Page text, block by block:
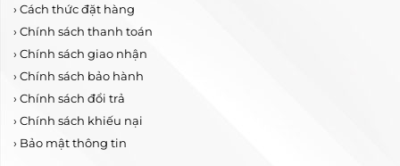
› Cách thức đặt hàng
› Chính sách thanh toán
› Chính sách giao nhận
› Chính sách bảo hành
› Chính sách đổi trả
› Chính sách khiếu nại
› Bảo mật thông tin